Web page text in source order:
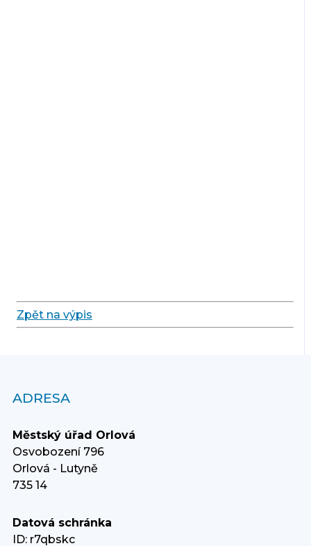
Zpět na výpis
ADRESA
Městský úřad Orlová
Osvobození 796
Orlová - Lutyně
735 14
Datová schránka
ID: r7qbskc